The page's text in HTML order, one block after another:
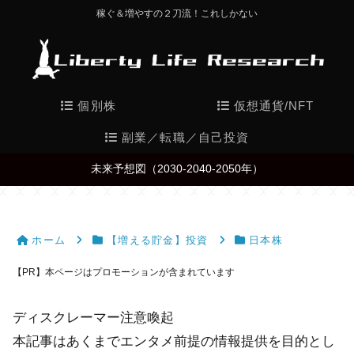
稼ぐ＆増やすの２刀流！これしかない
個別株 仮想通貨/NFT
副業／転職／自己投資
未来予想図（2030-2040-2050年）
ホーム 【増える貯金】投資 日本株
【PR】本ページはプロモーションが含まれています
ディスクレーマー注意喚起
本記事はあくまでエンタメ前提の情報提供を目的とし